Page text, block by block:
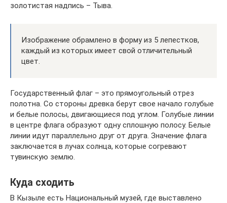
золотистая надпись – Тыва.
Изображение обрамлено в форму из 5 лепестков,
каждый из которых имеет свой отличительный
цвет.
Государственный флаг – это прямоугольный отрез
полотна. Со стороны древка берут свое начало голубые
и белые полосы, двигающиеся под углом. Голубые линии
в центре флага образуют одну сплошную полосу. Белые
линии идут параллельно друг от друга. Значение флага
заключается в лучах солнца, которые согревают
тувинскую землю.
Куда сходить
В Кызыле есть Национальный музей, где выставлено